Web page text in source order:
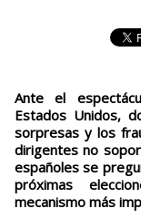
Ante el
Estados Unidos,
sorpresas y los
dirigentes no
españoles se
próximas
mecanismo más